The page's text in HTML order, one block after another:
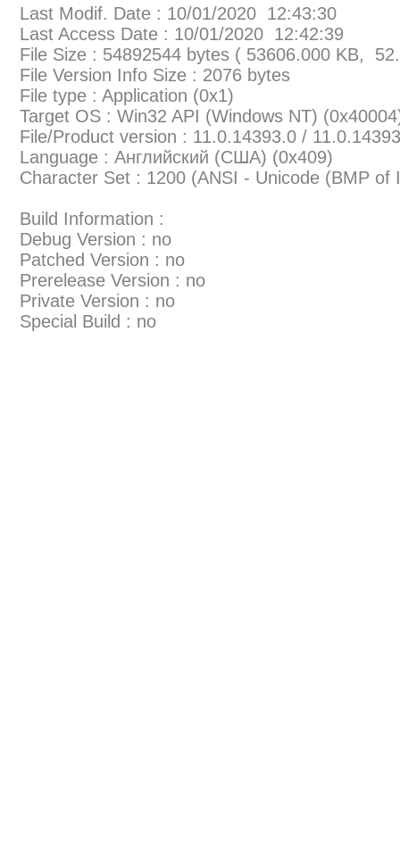
Last Modif. Date : 10/01/2020 12:43:30
Last Access Date : 10/01/2020 12:42:39
File Size : 54892544 bytes ( 53606.000 KB,
File Version Info Size : 2076 bytes
File type : Application (0x1)
Target OS : Win32 API (Windows NT)
File/Product version : 11.0.14393.0 /
Language : Английский (США) (0x409)
Character Set : 1200 (ANSI - Unicode (BMP of
Build Information :
Debug Version : no
Patched Version : no
Prerelease Version : no
Private Version : no
Special Build : no